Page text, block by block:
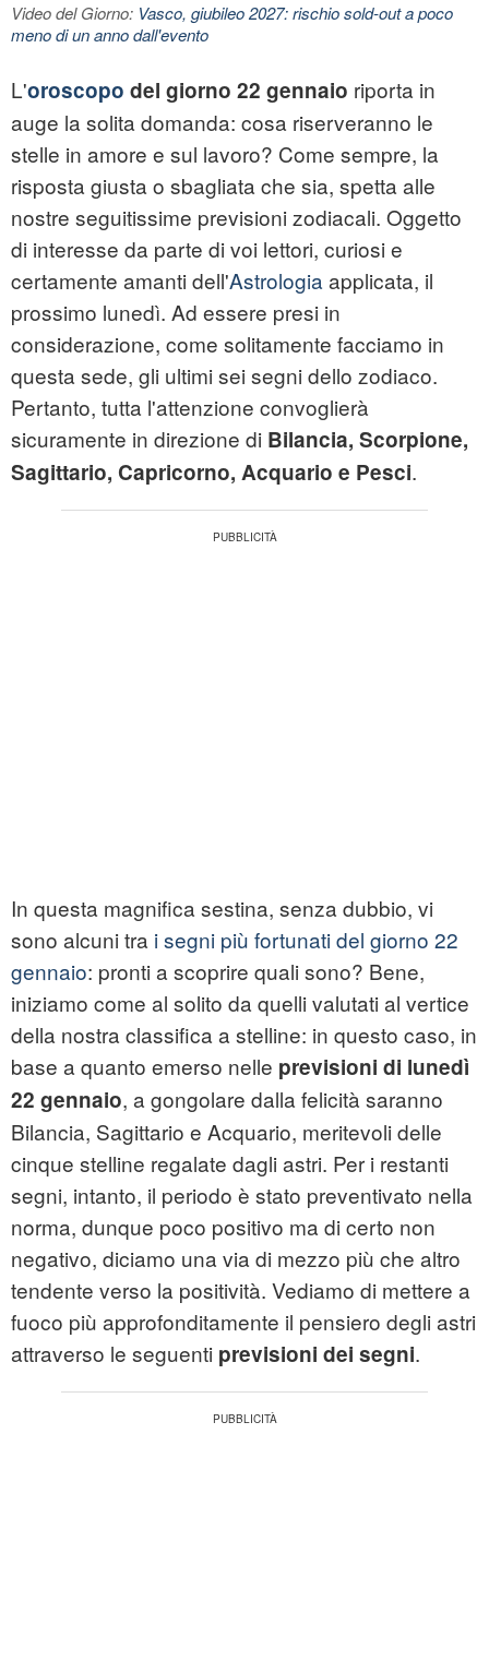
Video del Giorno: Vasco, giubileo 2027: rischio sold-out a poco
meno di un anno dall'evento
L'oroscopo del giorno 22 gennaio riporta in
auge la solita domanda: cosa riserveranno le
stelle in amore e sul lavoro? Come sempre, la
risposta giusta o sbagliata che sia, spetta alle
nostre seguitissime previsioni zodiacali. Oggetto
di interesse da parte di voi lettori, curiosi e
certamente amanti dell'Astrologia applicata, il
prossimo lunedì. Ad essere presi in
considerazione, come solitamente facciamo in
questa sede, gli ultimi sei segni dello zodiaco.
Pertanto, tutta l'attenzione convoglierà
sicuramente in direzione di Bilancia, Scorpione,
Sagittario, Capricorno, Acquario e Pesci.
In questa magnifica sestina, senza dubbio, vi
sono alcuni tra i segni più fortunati del giorno 22
gennaio: pronti a scoprire quali sono? Bene,
iniziamo come al solito da quelli valutati al vertice
della nostra classifica a stelline: in questo caso, in
base a quanto emerso nelle previsioni di lunedì
22 gennaio, a gongolare dalla felicità saranno
Bilancia, Sagittario e Acquario, meritevoli delle
cinque stelline regalate dagli astri. Per i restanti
segni, intanto, il periodo è stato preventivato nella
norma, dunque poco positivo ma di certo non
negativo, diciamo una via di mezzo più che altro
tendente verso la positività. Vediamo di mettere a
fuoco più approfonditamente il pensiero degli astri
attraverso le seguenti previsioni dei segni.